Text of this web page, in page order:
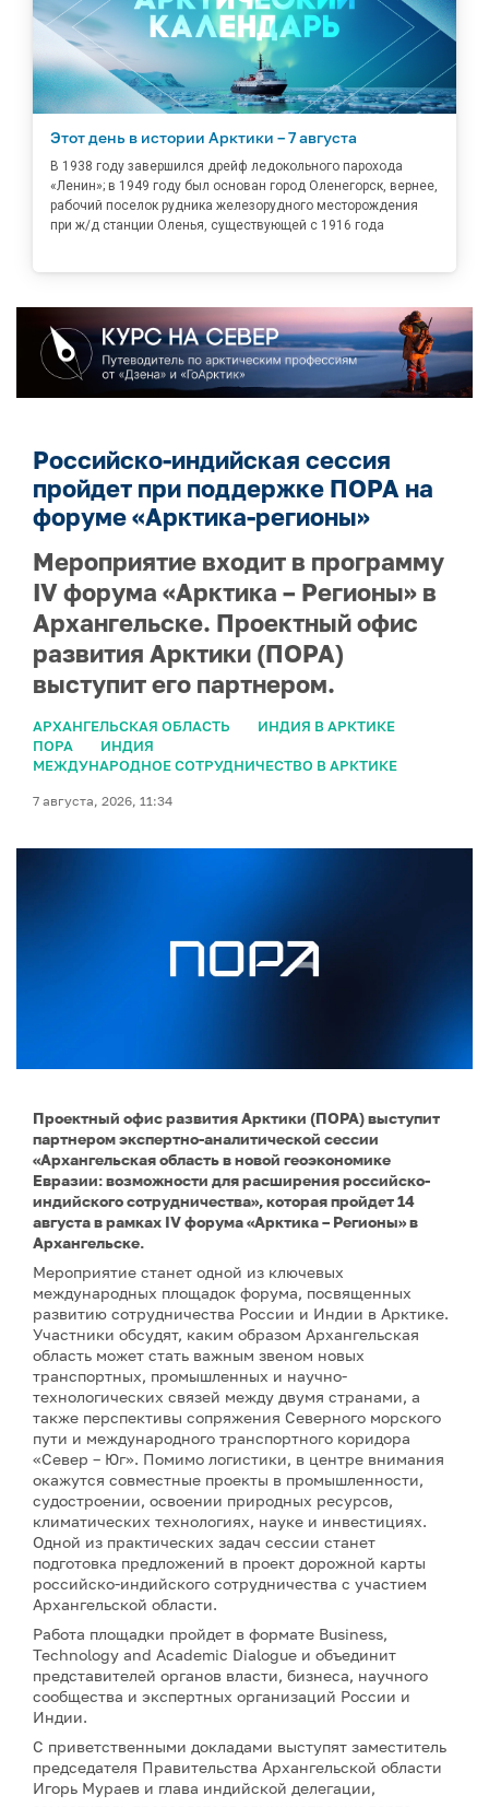
Этот день в истории Арктики – 7 августа
В 1938 году завершился дрейф ледокольного парохода
«Ленин»; в 1949 году был основан город Оленегорск, вернее,
рабочий поселок рудника железорудного месторождения
при ж/д станции Оленья, существующей с 1916 года
Российско-индийская сессия
пройдет при поддержке ПОРА на
форуме «Арктика-регионы»
Мероприятие входит в программу
IV форума «Арктика – Регионы» в
Архангельске. Проектный офис
развития Арктики (ПОРА)
выступит его партнером.
АРХАНГЕЛЬСКАЯ ОБЛАСТЬ
ИНДИЯ В АРКТИКЕ
ПОРА
ИНДИЯ
МЕЖДУНАРОДНОЕ СОТРУДНИЧЕСТВО В АРКТИКЕ
7 августа, 2026, 11:34
Проектный офис развития Арктики (ПОРА) выступит
партнером экспертно-аналитической сессии
«Архангельская область в новой геоэкономике
Евразии: возможности для расширения российско-
индийского сотрудничества», которая пройдет 14
августа в рамках IV форума «Арктика – Регионы» в
Архангельске.
Мероприятие станет одной из ключевых
международных площадок форума, посвященных
развитию сотрудничества России и Индии в Арктике.
Участники обсудят, каким образом Архангельская
область может стать важным звеном новых
транспортных, промышленных и научно-
технологических связей между двумя странами, а
также перспективы сопряжения Северного морского
пути и международного транспортного коридора
«Север – Юг». Помимо логистики, в центре внимания
окажутся совместные проекты в промышленности,
судостроении, освоении природных ресурсов,
климатических технологиях, науке и инвестициях.
Одной из практических задач сессии станет
подготовка предложений в проект дорожной карты
российско-индийского сотрудничества с участием
Архангельской области.
Работа площадки пройдет в формате Business,
Technology and Academic Dialogue и объединит
представителей органов власти, бизнеса, научного
сообщества и экспертных организаций России и
Индии.
С приветственными докладами выступят заместитель
председателя Правительства Архангельской области
Игорь Мураев и глава индийской делегации,